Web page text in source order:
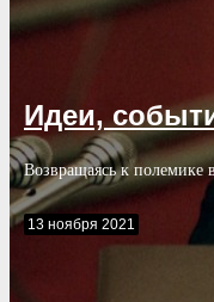
Идеи,
Возвращаясь к полемике
13 ноября 2021